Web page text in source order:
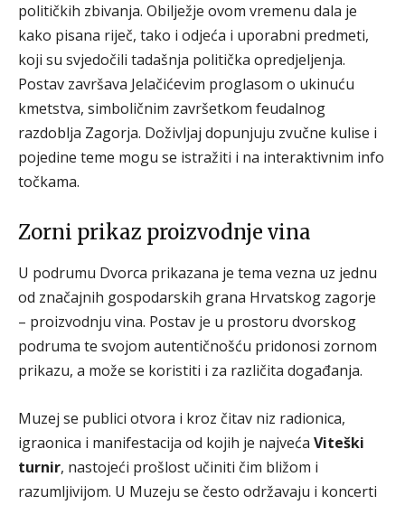
političkih zbivanja. Obilježje ovom vremenu dala je
kako pisana riječ, tako i odjeća i uporabni predmeti,
koji su svjedočili tadašnja politička opredjeljenja.
Postav završava Jelačićevim proglasom o ukinuću
kmetstva, simboličnim završetkom feudalnog
razdoblja Zagorja. Doživljaj dopunjuju zvučne kulise i
pojedine teme mogu se istražiti i na interaktivnim info
točkama.
Zorni prikaz proizvodnje vina
U podrumu Dvorca prikazana je tema vezna uz jednu
od značajnih gospodarskih grana Hrvatskog zagorje
– proizvodnju vina. Postav je u prostoru dvorskog
podruma te svojom autentičnošću pridonosi zornom
prikazu, a može se koristiti i za različita događanja.
Muzej se publici otvora i kroz čitav niz radionica,
igraonica i manifestacija od kojih je najveća Viteški
turnir, nastojeći prošlost učiniti čim bližom i
razumljivijom. U Muzeju se često održavaju i koncerti